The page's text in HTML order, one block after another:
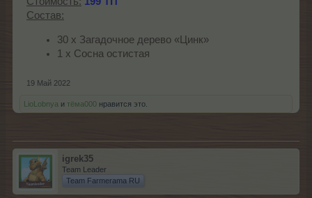
Состав:
30 х Загадочное дерево «Цинк»
1 х Сосна остистая
19 Май 2022
LioLobnya и тёма000 нравится это.
igrek35
Team Leader
Team Farmerama RU